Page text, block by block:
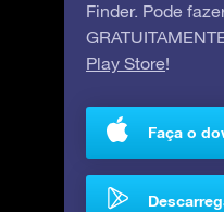
Finder. Pode
Play Store!
Faça o